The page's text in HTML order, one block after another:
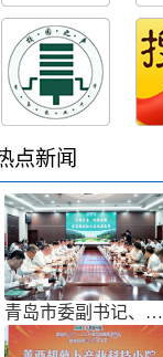
点新闻
青岛市委副书记、市长任刚来校调研